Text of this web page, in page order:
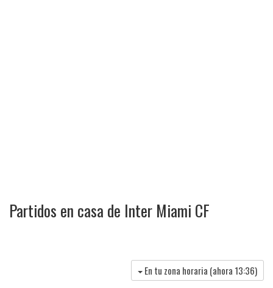
Partidos en casa de Inter Miami CF
En tu zona horaria (ahora 13:36)